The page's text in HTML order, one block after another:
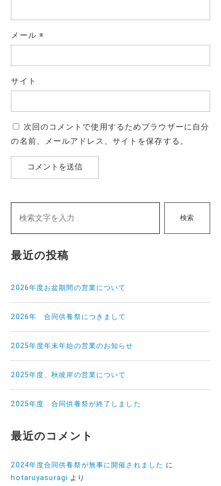
メール ※
サイト
次回のコメントで使用するためブラウザーに自分
の名前、メールアドレス、サイトを保存する。
検索
最近の投稿
2026年度お盆期間の営業について
2026年 合同供養祭につきまして
2025年度年末年始の営業のお知らせ
2025年度、秋彼岸の営業について
2025年度 合同供養祭が終了しました
最近のコメント
2024年度合同供養祭が無事に開催されました に
hotaruyasuragi より